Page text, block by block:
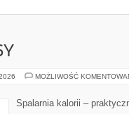
MOŻLIWOŚĆ
Spalarnia kalorii –